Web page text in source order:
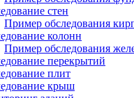
стен
Пример обследования
колонн
Пример обследования
перекрытий
плит
крыш